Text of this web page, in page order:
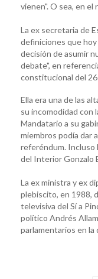
vienen". O sea, en el
La ex secretaria de
definiciones que
decisión de asumir
debate", en
constitucional del 26
Ella era una de las
su incomodidad con
Mandatario a su
miembros podía dar
referéndum. Incluso
del Interior Gonzalo
La ex ministra y ex
plebiscito, en 1988,
televisiva del Sí a
político Andrés
parlamentarios en la